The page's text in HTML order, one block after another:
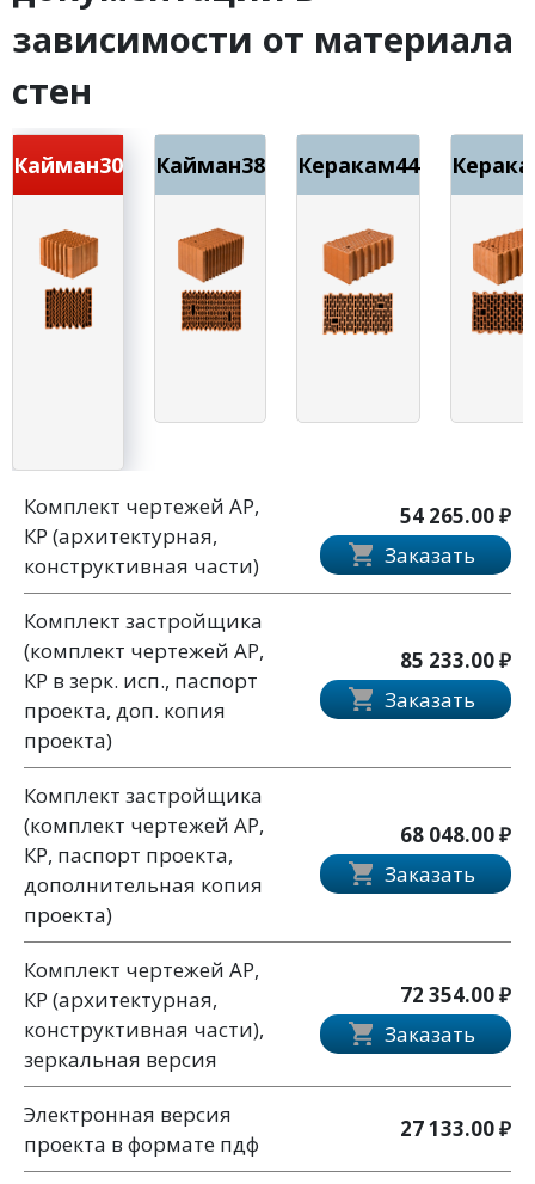
зависимости от материала
стен
Кайман30 Кайман38 Керакам44
Комплект чертежей АР,
КР (архитектурная,
конструктивная части)
54 265.00 ₽
Заказать
Комплект застройщика
(комплект чертежей АР,
КР в зерк. исп., паспорт
проекта, доп. копия
проекта)
85 233.00 ₽
Заказать
Комплект застройщика
(комплект чертежей АР,
КР, паспорт проекта,
дополнительная копия
проекта)
68 048.00 ₽
Заказать
Комплект чертежей АР,
КР (архитектурная,
конструктивная части),
зеркальная версия
72 354.00 ₽
Заказать
Электронная версия
проекта в формате пдф
27 133.00 ₽